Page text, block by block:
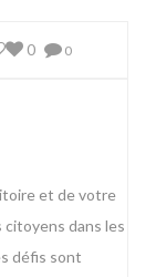
0
0
et de votre
citoyens dans les
défis sont